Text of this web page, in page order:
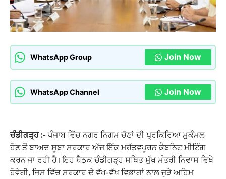
WhatsApp Group Join Now
WhatsApp Channel Join Now
ਚੰਡੀਗੜ੍ਹ :-ਪੰਜਾਬ ਵਿੱਚ ਨਗਰ ਨਿਗਮ ਚੋਣਾਂ ਦੀ ਪ੍ਰਕਿਰਿਆ ਮੁਕੰਮਲ
ਹੋਣ ਤੋਂ ਬਾਅਦ ਸੂਬਾ ਸਰਕਾਰ ਅੱਜ ਇੱਕ ਮਹੱਤਵਪੂਰਨ ਕੈਬਨਿਟ ਮੀਟਿੰਗ
ਕਰਨ ਜਾ ਰਹੀ ਹੈ। ਇਹ ਬੈਠਕ ਚੰਡੀਗੜ੍ਹ ਸਥਿਤ ਮੁੱਖ ਮੰਤਰੀ ਨਿਵਾਸ ਵਿਖੇ
ਹੋਵੇਗੀ, ਜਿਸ ਵਿੱਚ ਸਰਕਾਰ ਦੇ ਵੱਖ-ਵੱਖ ਵਿਭਾਗਾਂ ਨਾਲ ਜੁੜੇ ਅਹਿਮ